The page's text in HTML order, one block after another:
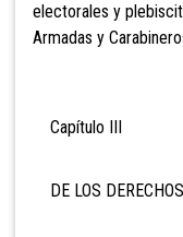
electorales y
Armadas y
Capítulo III
DE LOS